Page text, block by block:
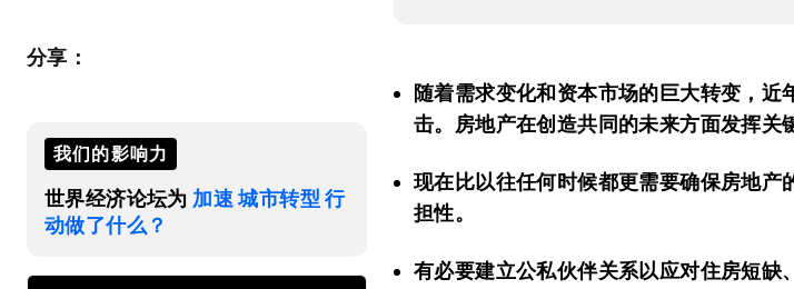
分享：
我们的影响力
世界经济论坛为 加速 城市转型 行
动做了什么？
随着需求变化和资本市场的巨大转变，近
击。房地产在创造共同的未来方面发挥关
现在比以往任何时候都更需要确保房地产
担性。
有必要建立公私伙伴关系以应对住房短缺